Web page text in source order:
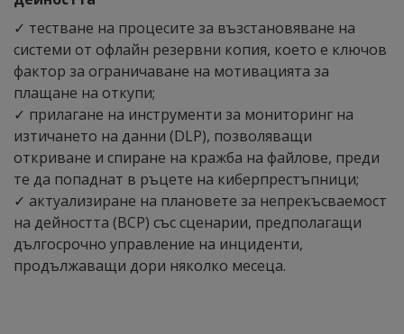
✓ тестване на процесите за възстановяване на
системи от офлайн резервни копия, което е ключов
фактор за ограничаване на мотивацията за
плащане на откупи;
✓ прилагане на инструменти за мониторинг на
изтичането на данни (DLP), позволяващи
откриване и спиране на кражба на файлове, преди
те да попаднат в ръцете на киберпрестъпници;
✓ актуализиране на плановете за непрекъсваемост
на дейността (BCP) със сценарии, предполагащи
дългосрочно управление на инциденти,
продължаващи дори няколко месеца.